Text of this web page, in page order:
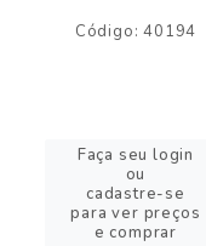
Código: 40194
Faça seu login
ou
cadastre-se
para ver preços
e comprar